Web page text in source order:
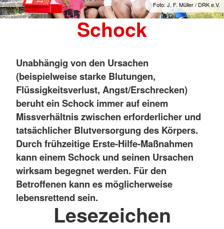
Foto: J. F. Müller / DRK e.V.
Schock
Unabhängig von den Ursachen
(beispielweise starke Blutungen,
Flüssigkeitsverlust, Angst/Erschrecken)
beruht ein Schock immer auf einem
Missverhältnis zwischen erforderlicher und
tatsächlicher Blutversorgung des Körpers.
Durch frühzeitige Erste-Hilfe-Maßnahmen
kann einem Schock und seinen Ursachen
wirksam begegnet werden. Für den
Betroffenen kann es möglicherweise
lebensrettend sein.
Lesezeichen